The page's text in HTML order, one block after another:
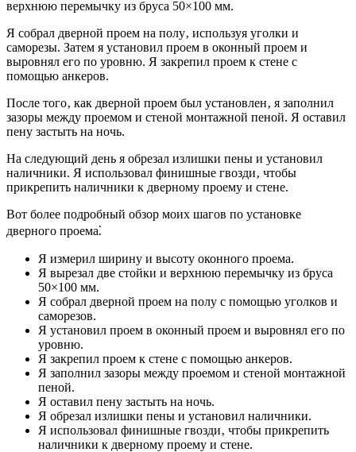
верхнюю перемычку из бруса 50×100 мм.
Я собрал дверной проем на полу‚ используя уголки и
саморезы. Затем я установил проем в оконный проем и
выровнял его по уровню. Я закрепил проем к стене с
помощью анкеров.
После того‚ как дверной проем был установлен‚ я заполнил
зазоры между проемом и стеной монтажной пеной. Я оставил
пену застыть на ночь.
На следующий день я обрезал излишки пены и установил
наличники. Я использовал финишные гвозди‚ чтобы
прикрепить наличники к дверному проему и стене.
Вот более подробный обзор моих шагов по установке
дверного проема⁚
Я измерил ширину и высоту оконного проема.
Я вырезал две стойки и верхнюю перемычку из бруса
50×100 мм.
Я собрал дверной проем на полу с помощью уголков и
саморезов.
Я установил проем в оконный проем и выровнял его по
уровню.
Я закрепил проем к стене с помощью анкеров.
Я заполнил зазоры между проемом и стеной монтажной
пеной.
Я оставил пену застыть на ночь.
Я обрезал излишки пены и установил наличники.
Я использовал финишные гвозди‚ чтобы прикрепить
наличники к дверному проему и стене.